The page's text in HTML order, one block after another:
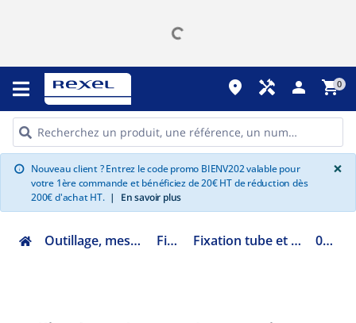
place handyman person shopping_cart0
info Nouveau client ? Entrez le code promo BIENV202 valable pour
votre 1ère commande et bénéficiez de 20€ HT de réduction dès
200€ d'achat HT. | En savoir plus
×
Outillage, mesure et fixation Fixation Fixation tube et câble plastique 031902